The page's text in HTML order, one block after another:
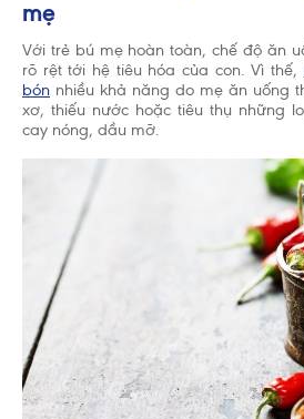
mẹ
Với trẻ bú mẹ hoàn toàn, chế độ ăn
rõ rệt tới hệ tiêu hóa của con. Vì thế,
bón nhiều khả năng do mẹ ăn uống
xơ, thiếu nước hoặc tiêu thụ những
cay nóng, dầu mỡ.
Tổ chức Y Tế Thế Giới (WHO)
con bằng sữa mẹ cho đến khi
trẻ bú bình hoặc dùng thức ăn,
trong 6 tháng đầu là không cần
hưởng không tốt đến việc nuôi
Sau sáu tháng tuổi, trẻ cần
sung phù hợp với lứa tuổi kết
cho đến 2 tuổi. Hãy gặp bác sĩ
trước khi quyết định dùng sản
công thức hoặc nếu bạn gặp
bú.